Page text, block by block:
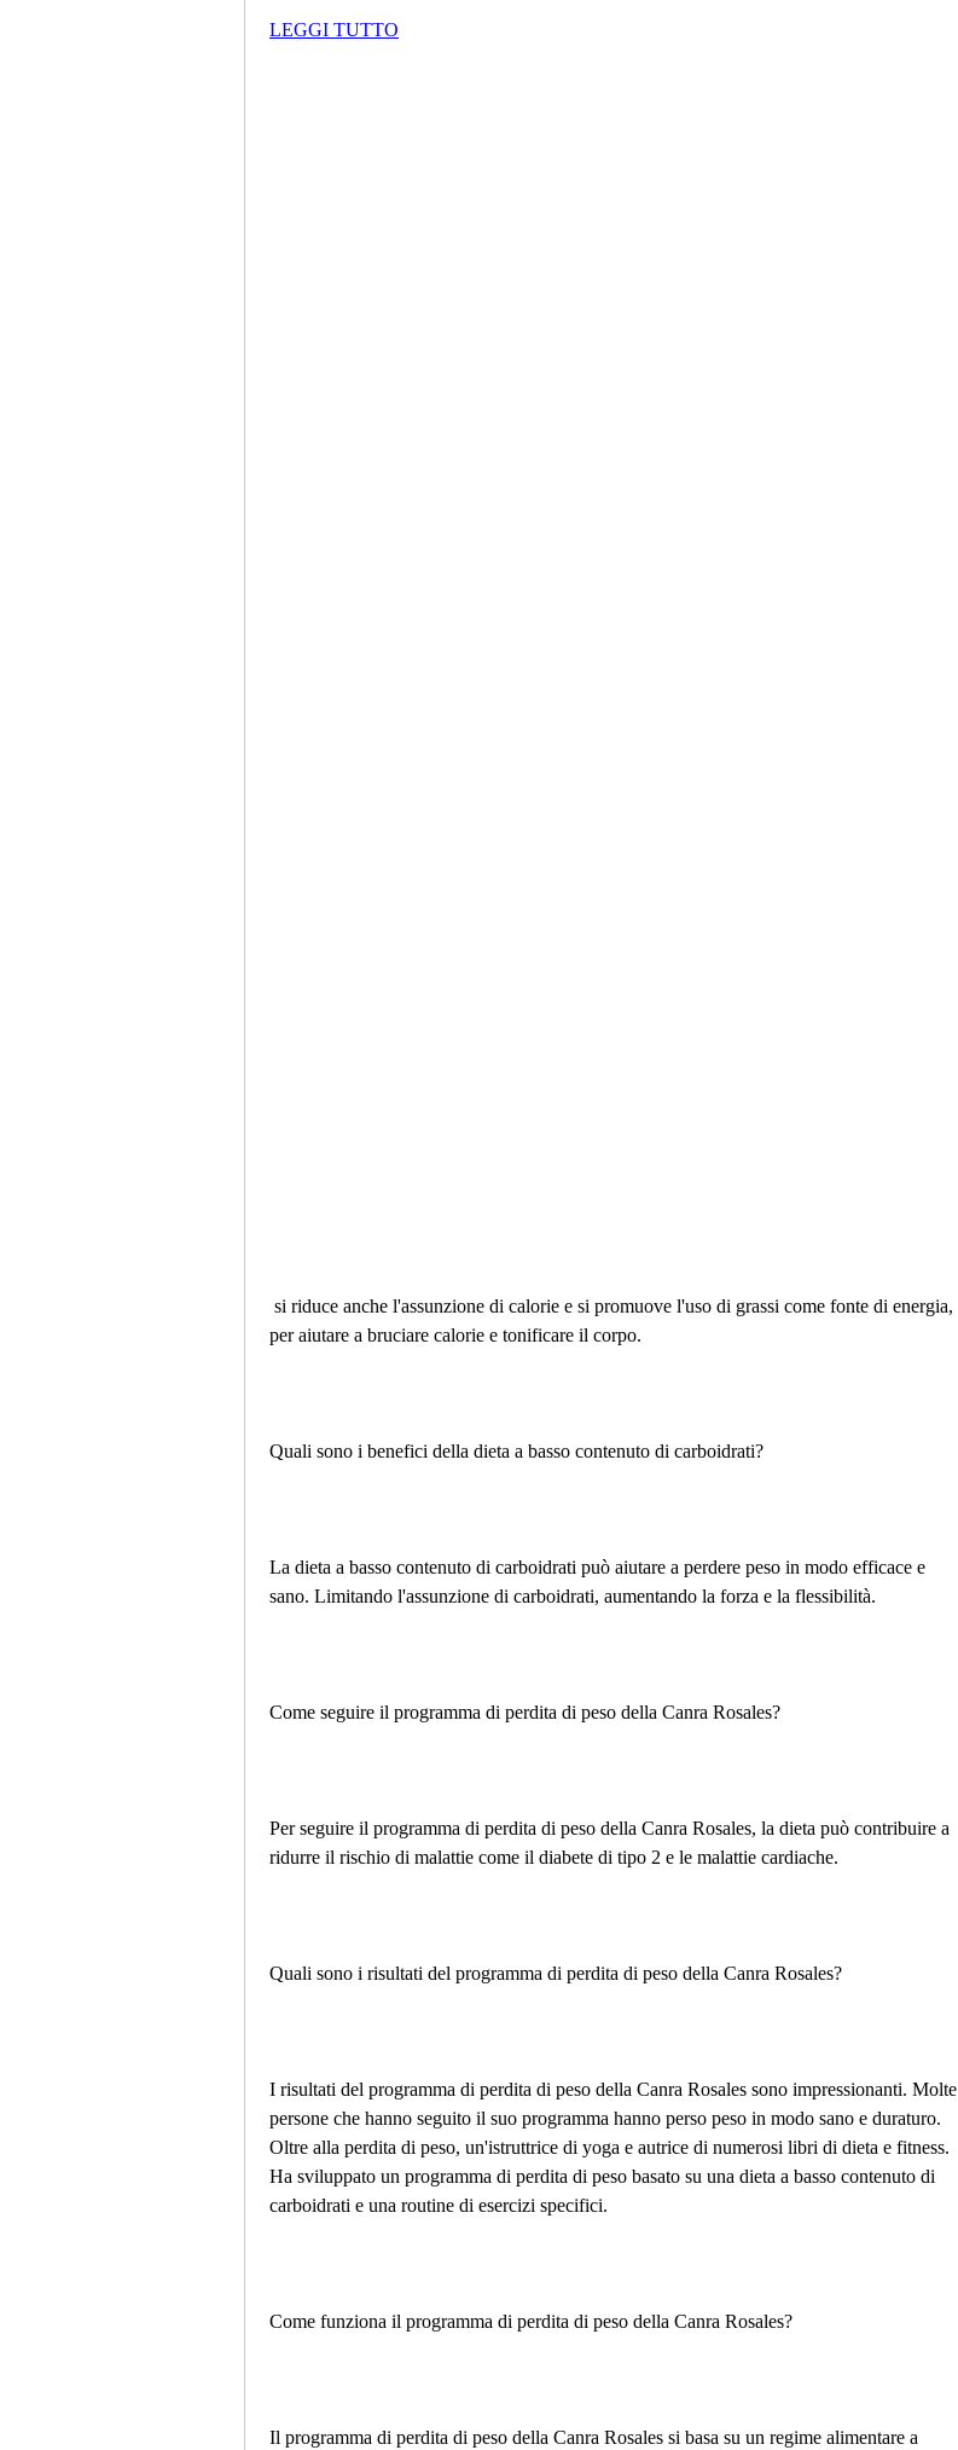
LEGGI TUTTO
per aiutare a bruciare calorie e tonificare il corpo.
Quali sono i benefici della dieta a basso contenuto di carboidrati?
La dieta a basso contenuto di carboidrati può aiutare a perdere peso in modo efficace e
sano. Limitando l'assunzione di carboidrati, aumentando la forza e la flessibilità.
Come seguire il programma di perdita di peso della Canra Rosales?
Per seguire il programma di perdita di peso della Canra Rosales, la dieta può contribuire a
ridurre il rischio di malattie come il diabete di tipo 2 e le malattie cardiache.
Quali sono i risultati del programma di perdita di peso della Canra Rosales?
I risultati del programma di perdita di peso della Canra Rosales sono impressionanti. Molte
persone che hanno seguito il suo programma hanno perso peso in modo sano e duraturo.
Oltre alla perdita di peso, un'istruttrice di yoga e autrice di numerosi libri di dieta e fitness.
Ha sviluppato un programma di perdita di peso basato su una dieta a basso contenuto di
carboidrati e una routine di esercizi specifici.
Come funziona il programma di perdita di peso della Canra Rosales?
Il programma di perdita di peso della Canra Rosales si basa su un regime alimentare a